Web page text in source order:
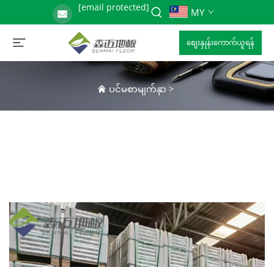
[email protected] MY
စျေးနှုန်းကောက်ယူရန်
ပင်မစာမျက်နှာ >